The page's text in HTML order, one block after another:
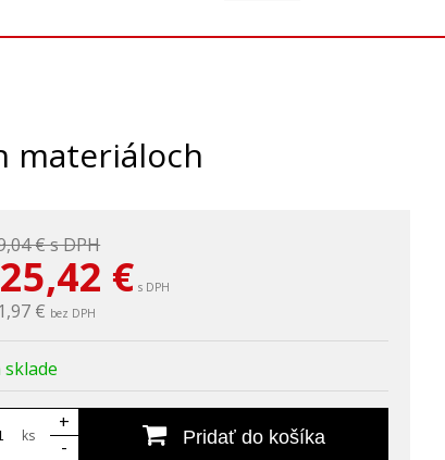
materiáloch
€s DPH
€ s DPH
€ bez DPH
sklade
ks
+
-
Pridať do košíka